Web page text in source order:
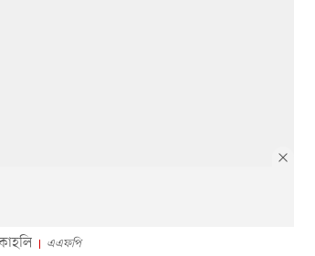
এএফপি